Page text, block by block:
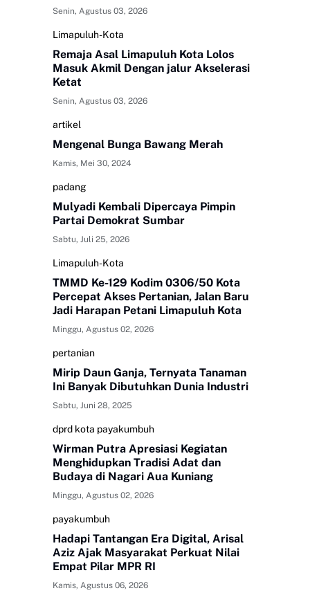
Senin, Agustus 03, 2026
Limapuluh-Kota
Remaja Asal Limapuluh Kota Lolos
Masuk Akmil Dengan jalur Akselerasi
Ketat
Senin, Agustus 03, 2026
artikel
Mengenal Bunga Bawang Merah
Kamis, Mei 30, 2024
padang
Mulyadi Kembali Dipercaya Pimpin
Partai Demokrat Sumbar
Sabtu, Juli 25, 2026
Limapuluh-Kota
TMMD Ke-129 Kodim 0306/50 Kota
Percepat Akses Pertanian, Jalan Baru
Jadi Harapan Petani Limapuluh Kota
Minggu, Agustus 02, 2026
pertanian
Mirip Daun Ganja, Ternyata Tanaman
Ini Banyak Dibutuhkan Dunia Industri
Sabtu, Juni 28, 2025
dprd kota payakumbuh
Wirman Putra Apresiasi Kegiatan
Menghidupkan Tradisi Adat dan
Budaya di Nagari Aua Kuniang
Minggu, Agustus 02, 2026
payakumbuh
Hadapi Tantangan Era Digital, Arisal
Aziz Ajak Masyarakat Perkuat Nilai
Empat Pilar MPR RI
Kamis, Agustus 06, 2026